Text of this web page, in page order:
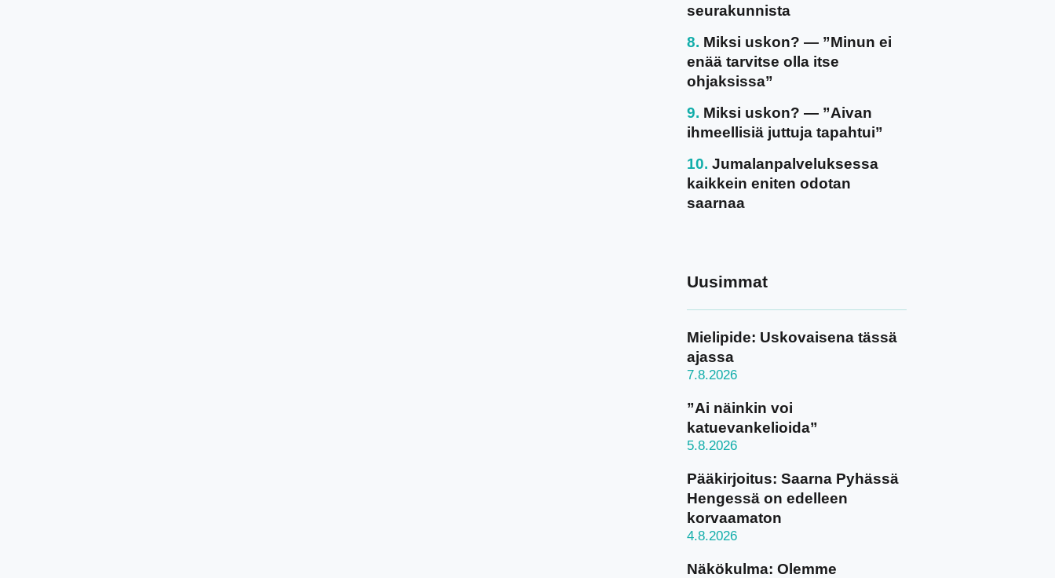
seurakunnista
Miksi uskon? — ”Minun ei
enää tarvitse olla itse
ohjaksissa”
Miksi uskon? — ”Aivan
ihmeellisiä juttuja tapahtui”
Jumalanpalveluksessa
kaikkein eniten odotan
saarnaa
Uusimmat
Mielipide: Uskovaisena tässä
ajassa
7.8.2026
”Ai näinkin voi
katuevankelioida”
5.8.2026
Pääkirjoitus: Saarna Pyhässä
Hengessä on edelleen
korvaamaton
4.8.2026
Näkökulma: Olemme